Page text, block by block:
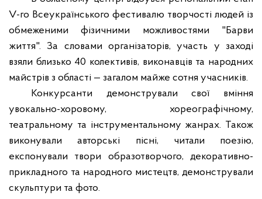
V-го Всеукраїнського фестивалю творчості людей із
обмеженими фізичними можливостями "Барви
життя". За словами організаторів, участь у заході
взяли близько 40 колективів, виконавців та народних
майстрів з області — загалом майже сотня учасників.
Конкурсанти демонстрували свої вміння
увокально-хоровому, хореографічному,
театральному та інструментальному жанрах. Також
виконували авторські пісні, читали поезію,
експонували твори образотворчого, декоративно-
прикладного та народного мистецтв, демонстрували
скульптури та фото.